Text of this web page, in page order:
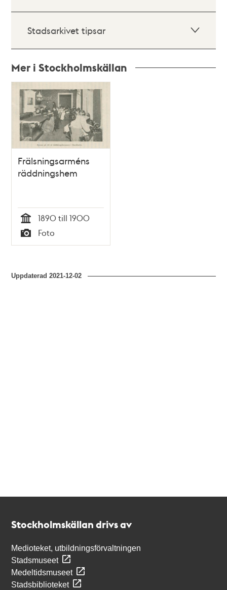
Stadsarkivet tipsar
Mer i Stockholmskällan
poster
och
teman
Frälsningsarméns
räddningshem
Tid
1890 till 1900
Typ
Foto
Uppdaterad2021-12-02
Stockholmskällan drivs av
Medioteket, utbildningsförvaltningen
Stadsmuseet
Medeltidsmuseet
Stadsbiblioteket